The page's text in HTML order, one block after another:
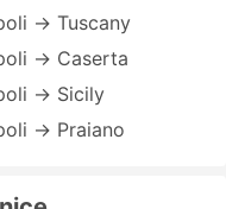
→ Tuscany
→ Caserta
→ Sicily
→ Praiano